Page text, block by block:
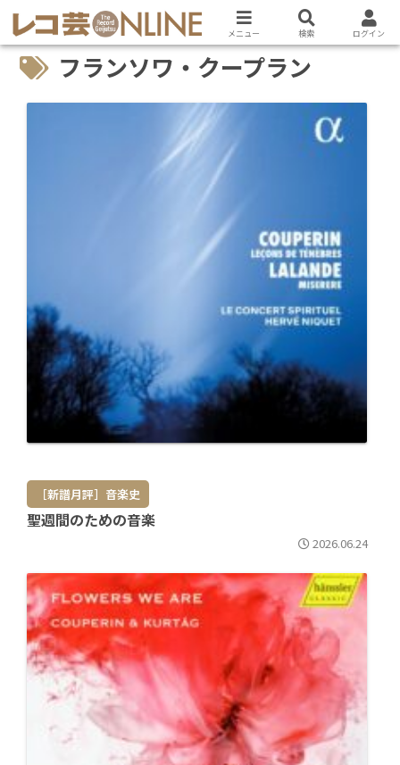
フランソワ・クープラン
［新譜月評］音楽史
聖週間のための音楽
2026.06.24
メニュー 検索 ログイン